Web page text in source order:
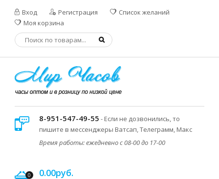
Вход Регистрация
Список желаний
Моя корзина
8-951-547-49-55 - Если не дозвонились, то
пишите в мессенджеры Ватсап, Телеграмм, Макс
Время работы: ежедневно с 08-00 до 17-00
0 0.00руб.